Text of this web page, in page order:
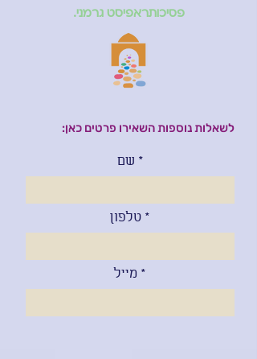
פסיכותראפיסט גרמני.
לשאלות נוספות השאירו פרטים כאן:
שם
טלפון
מייל